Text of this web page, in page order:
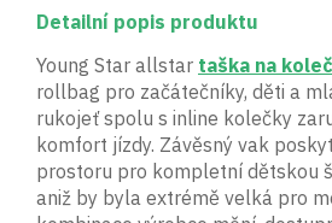
Detailní popis produktu
Young Star allstar taška na
rollbag pro začátečníky, děti a
rukojeť spolu s inline kolečky
komfort jízdy. Závěsný vak
prostoru pro kompletní dětskou
aniž by byla extrémě velká pro